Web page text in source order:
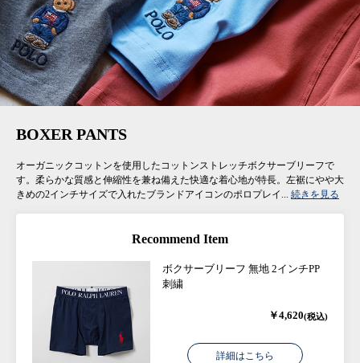
BOXER PANTS
オーガニックコットンを使用したコットンストレッチボクサーブリーフで
す。柔らかな質感と伸縮性を兼ね備えた快適な着心地が特長。左裾にやや大
きめの2インチサイズで入れたブランドアイコンのポロプレイ... 続きを見る
Recommend Item
ボクサーブリーフ 無地 2インチPP
刺繍
￥4,620(税込)
詳細はこちら